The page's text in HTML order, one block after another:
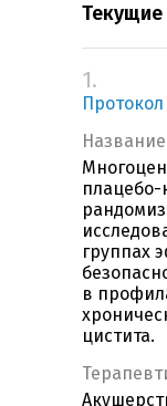
Текущие
1.
плацебо-
группах
в
цистита.